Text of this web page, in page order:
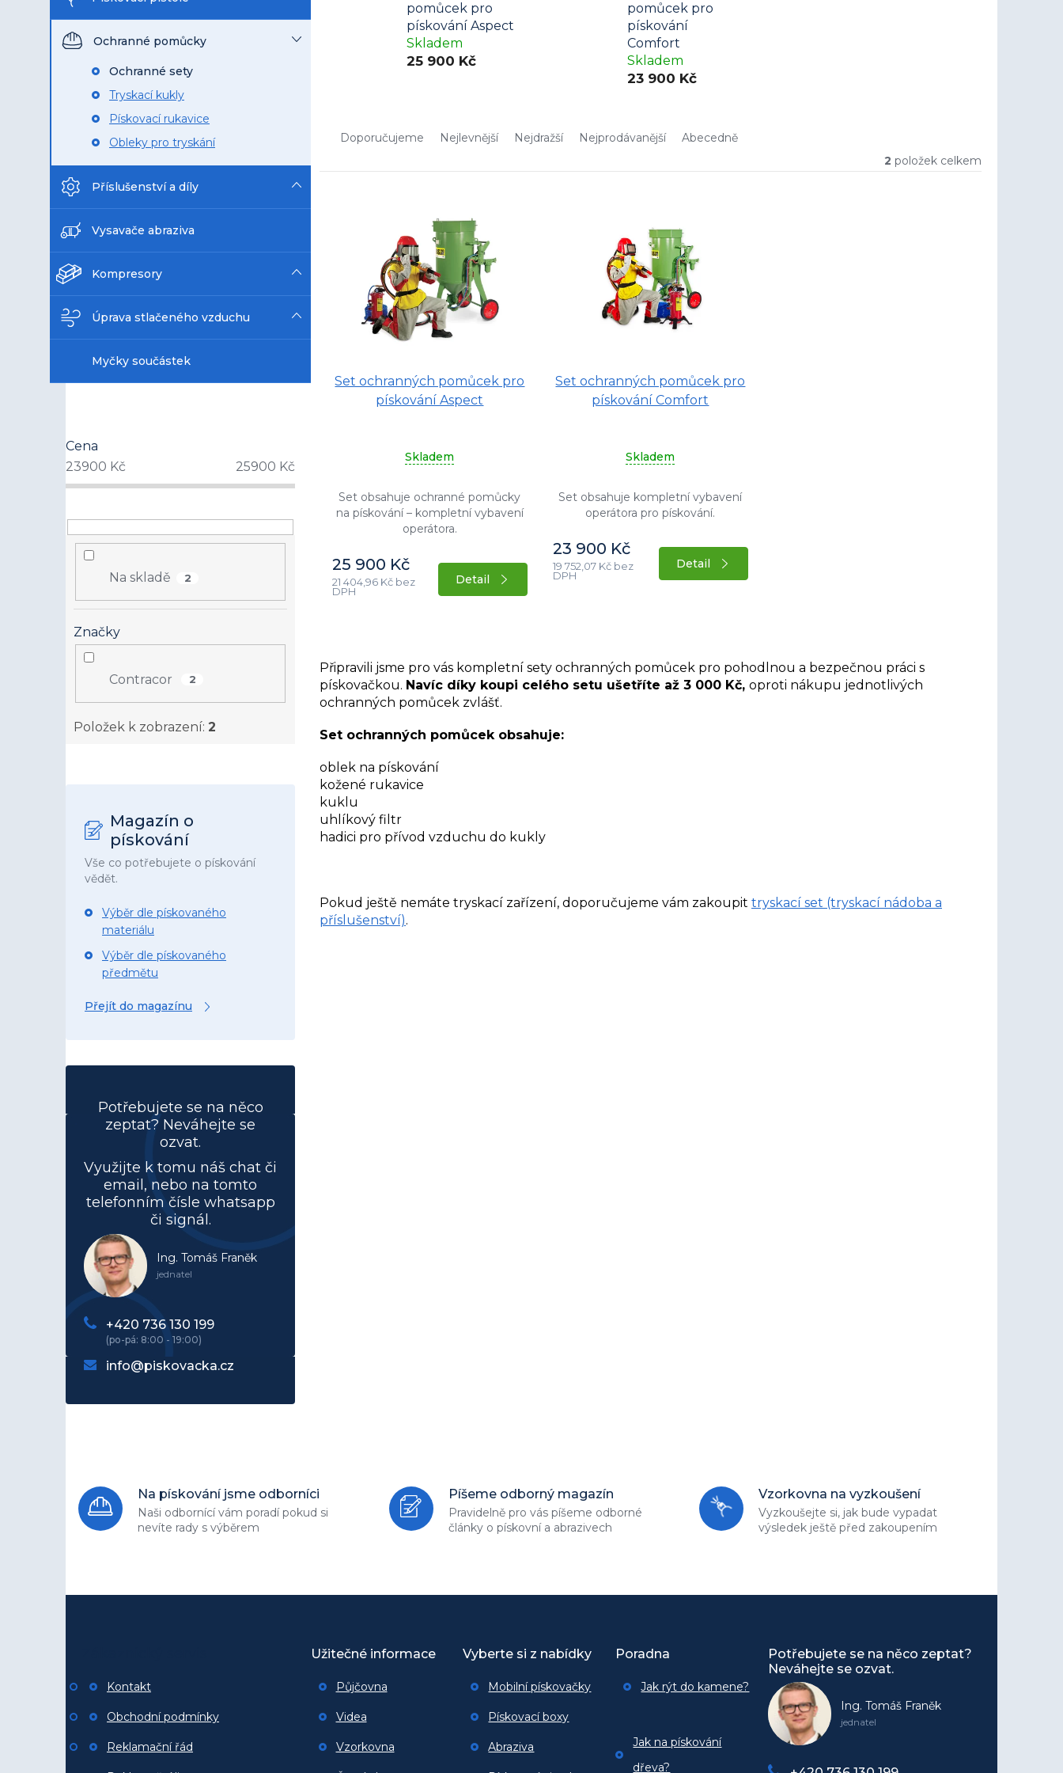
n
e
l
Ochranné pomůcky
Ochranné sety
Tryskací kukly
Pískovací rukavice
Obleky pro tryskání
Příslušenství a díly
Vysavače abraziva
Kompresory
Úprava stlačeného vzduchu
Myčky součástek
Cena
23900 Kč 25900 Kč
Na skladě 2
Značky
Contracor 2
Položek k zobrazení: 2
Magazín o
pískování
Vše co potřebujete o pískování
vědět.
Výběr dle pískovaného
materiálu
Výběr dle pískovaného
předmětu
Přejít do magazínu
Potřebujete se na něco
zeptat? Neváhejte se
ozvat.
Využijte k tomu náš chat či
email, nebo na tomto
telefonním čísle whatsapp
či signál.
Ing. Tomáš Franěk
jednatel
+420 736 130 199
info@piskovacka.cz
pomůcek pro
pískování Aspect
Skladem
25 900 Kč
pomůcek pro
pískování
Comfort
Skladem
23 900 Kč
e
Doporučujeme Nejlevnější Nejdražší Nejprodávanější
Abecedně
2 položek celkem
Set ochranných pomůcek pro
pískování Aspect
Skladem
Set obsahuje ochranné pomůcky
na pískování – kompletní vybavení
operátora.
25 900 Kč
21 404,96 Kč bez
DPH
Detail
Set ochranných pomůcek pro
pískování Comfort
Skladem
Set obsahuje kompletní vybavení
operátora pro pískování.
23 900 Kč
19 752,07 Kč bez
DPH
Detail
v
l
s
Připravili jsme pro vás kompletní sety ochranných pomůcek pro pohodlnou a bezpečnou práci s
pískovačkou. Navíc díky koupi celého setu ušetříte až 3 000 Kč, oproti nákupu jednotlivých
ochranných pomůcek zvlášť.
Set ochranných pomůcek obsahuje:
oblek na pískování
kožené rukavice
kuklu
uhlíkový filtr
hadici pro přívod vzduchu do kukly
Pokud ještě nemáte tryskací zařízení, doporučujeme vám zakoupit tryskací set (tryskací nádoba a
příslušenství).
Na pískování jsme odborníci
Naši odbornící vám poradí pokud si
nevíte rady s výběrem
Píšeme odborný magazín
Pravidelně pro vás píšeme odborné
články o pískovní a abrazivech
Vzorkovna na vyzkoušení
Vyzkoušejte si, jak bude vypadat
výsledek ještě před zakoupením
Kontakt
Obchodní podmínky
Reklamační řád
Užitečné informace
Půjčovna
Videa
Vzorkovna
Vyberte si z nabídky
Mobilní pískovačky
Pískovací boxy
Abraziva
Poradna
Jak rýt do kamene?
Jak na pískování
dřeva?
Potřebujete se na něco zeptat?
Neváhejte se ozvat.
Ing. Tomáš Franěk
jednatel